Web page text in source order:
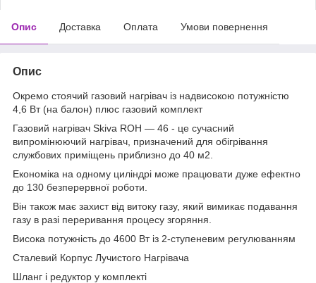
Опис Доставка Оплата Умови повернення
Опис
Окремо стоячий газовий нагрівач із надвисокою потужністю
4,6 Вт (на балон) плюс газовий комплект
Газовий нагрівач Skiva ROH — 46 - це сучасний
випромінюючий нагрівач, призначений для обігрівання
службових приміщень приблизно до 40 м2.
Економіка на одному циліндрі може працювати дуже ефектно
до 130 безперервної роботи.
Він також має захист від витоку газу, який вимикає подавання
газу в разі переривання процесу згоряння.
Висока потужність до 4600 Вт із 2-ступеневим регулюванням
Сталевий Корпус Лучистого Нагрівача
Шланг і редуктор у комплекті